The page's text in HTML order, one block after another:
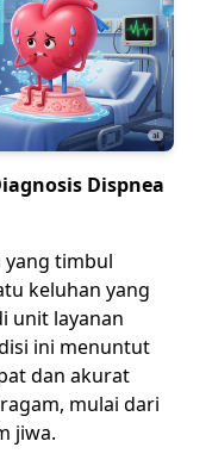
Dispnea
yang timbul
keluhan yang
unit layanan
ini menuntut
dan akurat
mulai dari
jiwa.